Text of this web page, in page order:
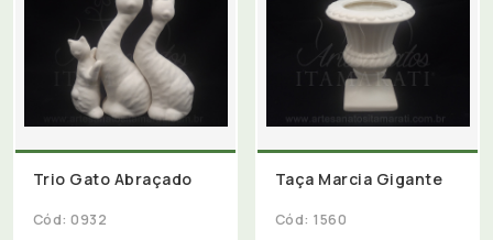
Trio Gato Abraçado
Cód: 0932
Taça Marcia Gigante
Cód: 1560